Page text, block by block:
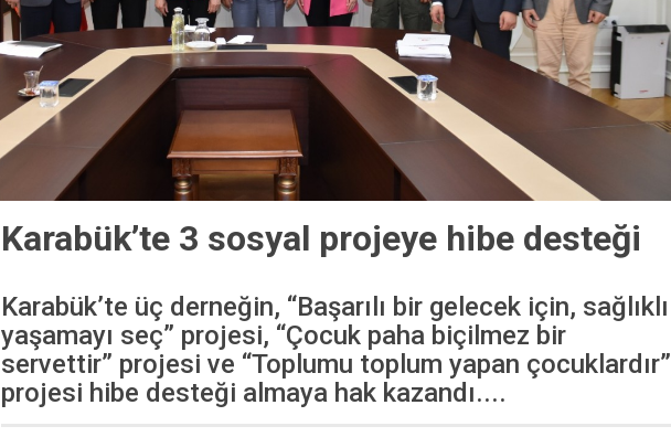
Karabük’te 3 sosyal projeye hibe desteği
Karabük’te üç derneğin, “Başarılı bir gelecek için, sağlıklı
yaşamayı seç” projesi, “Çocuk paha biçilmez bir
servettir” projesi ve “Toplumu toplum yapan çocuklardır”
projesi hibe desteği almaya hak kazandı....